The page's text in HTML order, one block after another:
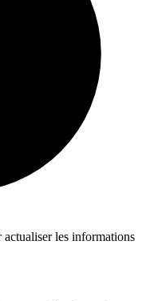
les informations